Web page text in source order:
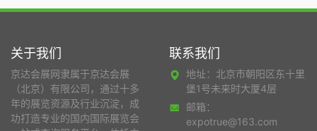
关于我们
京达会展网隶属于京达会展
（北京）有限公司，通过十多
年的展览资源及行业沉淀，成
功打造专业的国内国际展览会
联系我们
地址：北京市朝阳区东十里
堡1号未来时大厦4层
邮箱：
expotrue@163.com